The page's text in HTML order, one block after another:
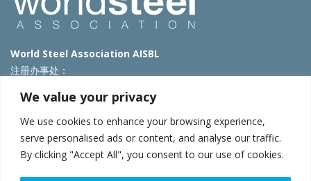
We value your privacy
We use cookies to enhance your browsing experience,
serve personalised ads or content, and analyse our traffic.
By clicking "Accept All", you consent to our use of cookies.
World Steel Association AISBL
注册办事处：
T: +32 2 702 89 00 – E:steel@worldsteel.org
北京市朝阳区霄云路40号院国航世纪大厦1号楼3层3F
E:china@worldsteel.org